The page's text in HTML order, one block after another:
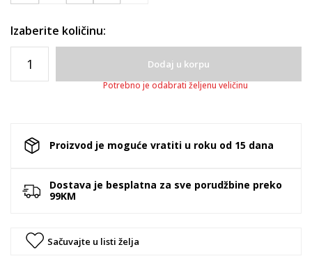
Izaberite količinu:
Dodaj u korpu
Potrebno je odabrati željenu veličinu
Proizvod je moguće vratiti u roku od 15 dana
Dostava je besplatna za sve porudžbine preko
99KM
Sačuvajte u listi želja